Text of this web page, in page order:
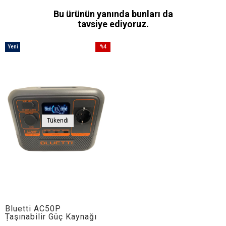
Bu ürünün yanında bunları da
tavsiye ediyoruz.
Tükendi
Bluetti AC50P
Taşınabilir Güç Kaynağı
%4
Yeni